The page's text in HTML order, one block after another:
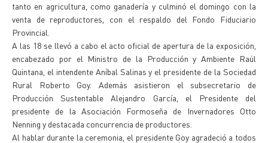
tanto en agricultura, como ganadería y culminó el domingo con la
venta de reproductores, con el respaldo del Fondo Fiduciario
Provincial.
A las 18 se llevó a cabo el acto oficial de apertura de la exposición,
encabezado por el Ministro de la Producción y Ambiente Raúl
Quintana, el intendente Aníbal Salinas y el presidente de la Sociedad
Rural Roberto Goy. Además asistieron el subsecretario de
Producción Sustentable Alejandro García, el Presidente del
presidente de la Asociación Formoseña de Invernadores Otto
Nenning y destacada concurrencia de productores.
Al hablar durante la ceremonia, el presidente Goy agradeció a todos